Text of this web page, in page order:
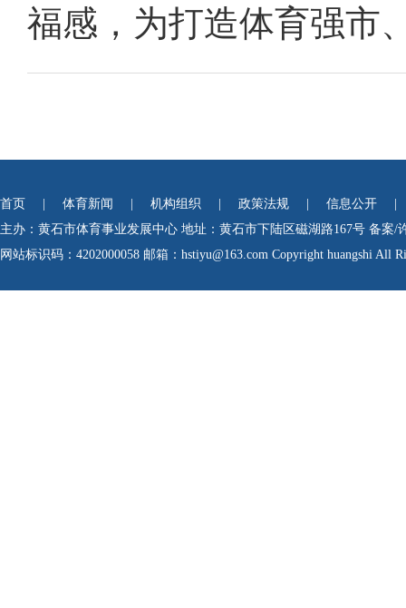
福感，为打造体育强市
首页 体育新闻 机构组织 政策法规 信息公开
主办：黄石市体育事业发展中心 地址：黄石市下陆区磁湖路167号 备案/
网站标识码：4202000058 邮箱：hstiyu@163.com Copyright huangshi All